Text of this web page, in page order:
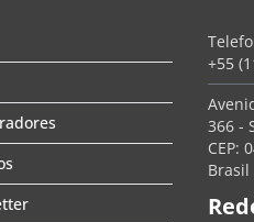
+55
366 -
CEP:
Brasil